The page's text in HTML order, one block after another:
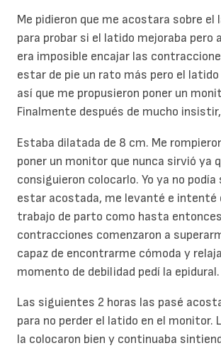
Me pidieron que me acostara sobre el
para probar si el latido mejoraba pero
era imposible encajar las
estar de pie un rato más pero el
así que me propusieron poner un
Finalmente después de mucho
Estaba dilatada de 8 cm. Me
poner un monitor que nunca sirvió ya
consiguieron colocarlo. Yo ya no
estar acostada, me levanté e intenté
trabajo de parto como hasta
contracciones comenzaron a
capaz de encontrarme cómoda y
momento de debilidad pedí la epidural.
Las siguientes 2 horas las pasé
para no perder el latido en el monitor.
la colocaron bien y continuaba